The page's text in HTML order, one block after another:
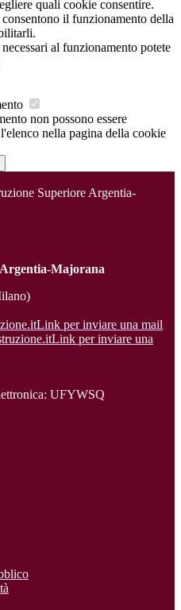
quali cookie consentire.
il funzionamento della
al funzionamento potete
non possono essere
nella pagina della cookie
Superiore Argentia-
Majorana
Link per inviare una mail
Link per inviare una
UFYWSQ